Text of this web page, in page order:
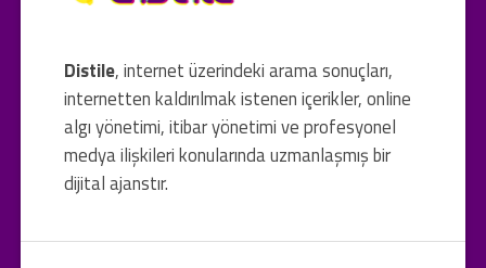
Distile, internet üzerindeki arama sonuçları,
internetten kaldırılmak istenen içerikler, online
algı yönetimi, itibar yönetimi ve profesyonel
medya ilişkileri konularında uzmanlaşmış bir
dijital ajanstır.